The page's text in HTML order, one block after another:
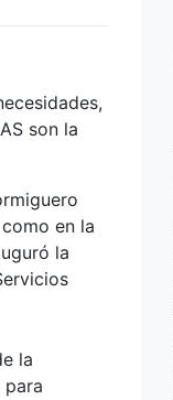
son la
en la
la
la
para